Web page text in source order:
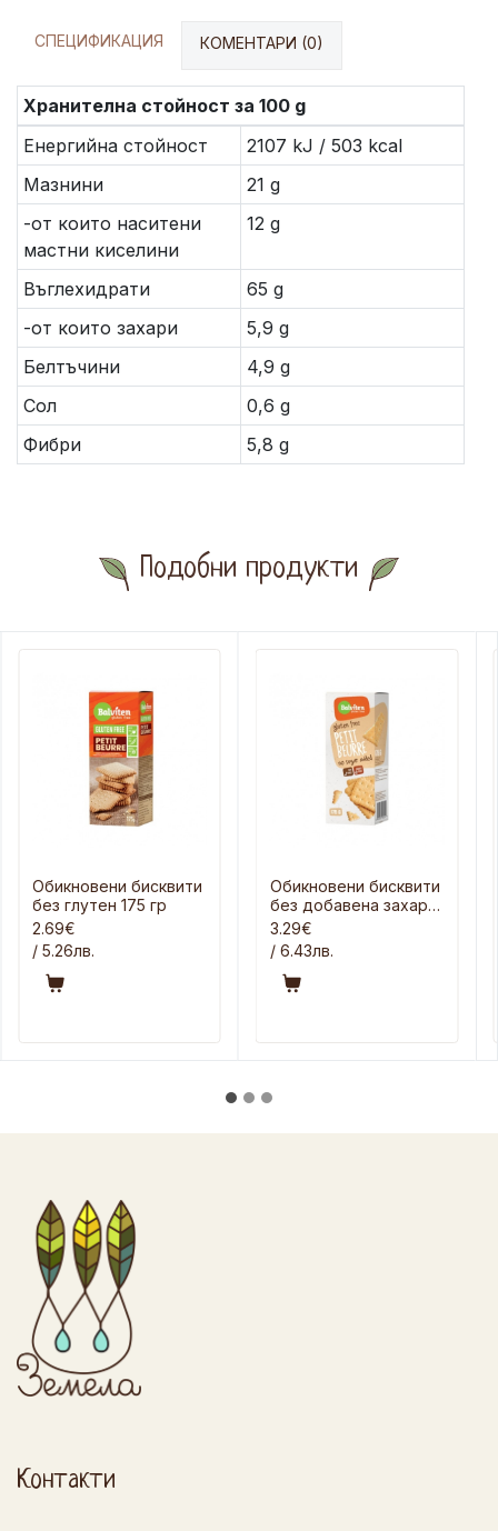
СПЕЦИФИКАЦИЯ КОМЕНТАРИ (0)
Хранителна стойност за 100 g
Енергийна стойност
2107 kJ / 503 kcal
Мазнини
21 g
-от които наситени
мастни киселини
12 g
Въглехидрати
65 g
-от които захари
5,9 g
Белтъчини
4,9 g
Сол
0,6 g
Фибри
5,8 g
Подобни продукти
Обикновени бисквити
без глутен 175 гр
2.69€
/ 5.26лв.
Обикновени бисквити
без добавена захар
175 гр
3.29€
/ 6.43лв.
Контакти